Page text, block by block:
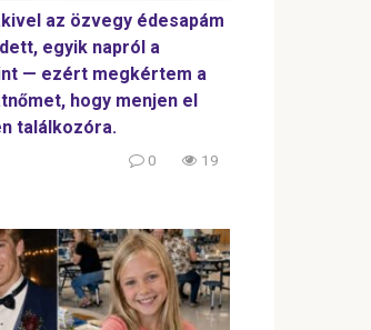
az özvegy édesapám
egyik napról a
— ezért megkértem a
hogy menjen el
találkozóra.
0 19